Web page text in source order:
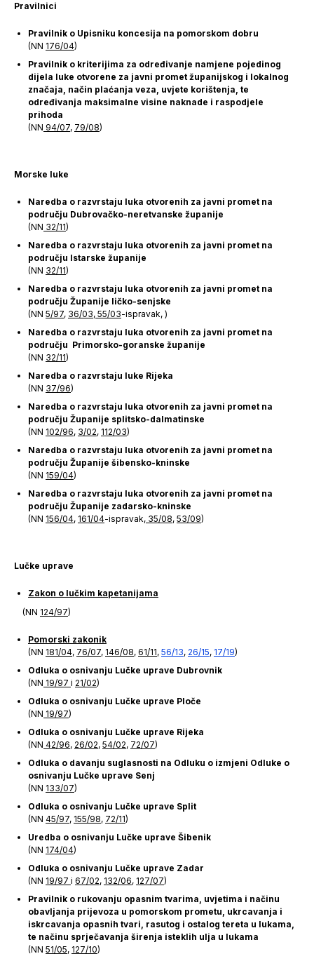
Pravilnici
Pravilnik o Upisniku koncesija na pomorskom dobru
(NN 176/04)
Pravilnik o kriterijima za određivanje namjene pojedinog
dijela luke otvorene za javni promet županijskog i lokalnog
značaja, način plaćanja veza, uvjete korištenja, te
određivanja maksimalne visine naknade i raspodjele
prihoda
(NN 94/07, 79/08)
Morske luke
Naredba o razvrstaju luka otvorenih za javni promet na
području Dubrovačko-neretvanske županije
(NN 32/11)
Naredba o razvrstaju luka otvorenih za javni promet na
području Istarske županije
(NN 32/11)
Naredba o razvrstaju luka otvorenih za javni promet na
području Županije ličko-senjske
(NN 5/97, 36/03, 55/03-ispravak, )
Naredba o razvrstaju luka otvorenih za javni promet na
području Primorsko-goranske županije
(NN 32/11)
Naredba o razvrstaju luke Rijeka
(NN 37/96)
Naredba o razvrstaju luka otvorenih za javni promet na
području Županije splitsko-dalmatinske
(NN 102/96, 3/02, 112/03)
Naredba o razvrstaju luka otvorenih za javni promet na
području Županije šibensko-kninske
(NN 159/04)
Naredba o razvrstaju luka otvorenih za javni promet na
području Županije zadarsko-kninske
(NN 156/04, 161/04-ispravak, 35/08, 53/09)
Lučke uprave
Zakon o lučkim kapetanijama
(NN 124/97)
Pomorski zakonik
(NN 181/04, 76/07, 146/08, 61/11, 56/13, 26/15, 17/19)
Odluka o osnivanju Lučke uprave Dubrovnik
(NN 19/97 i 21/02)
Odluka o osnivanju Lučke uprave Ploče
(NN 19/97)
Odluka o osnivanju Lučke uprave Rijeka
(NN 42/96, 26/02, 54/02, 72/07)
Odluka o davanju suglasnosti na Odluku o izmjeni Odluke o
osnivanju Lučke uprave Senj
(NN 133/07)
Odluka o osnivanju Lučke uprave Split
(NN 45/97, 155/98, 72/11)
Uredba o osnivanju Lučke uprave Šibenik
(NN 174/04)
Odluka o osnivanju Lučke uprave Zadar
(NN 19/97 i 67/02, 132/06, 127/07)
Pravilnik o rukovanju opasnim tvarima, uvjetima i načinu
obavljanja prijevoza u pomorskom prometu, ukrcavanja i
iskrcavanja opasnih tvari, rasutog i ostalog tereta u lukama,
te načinu sprječavanja širenja isteklih ulja u lukama
(NN 51/05, 127/10)